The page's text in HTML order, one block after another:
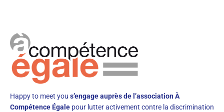
Happy to meet you s’engage auprès de l’association À
Compétence Égale pour lutter activement contre la discrimination